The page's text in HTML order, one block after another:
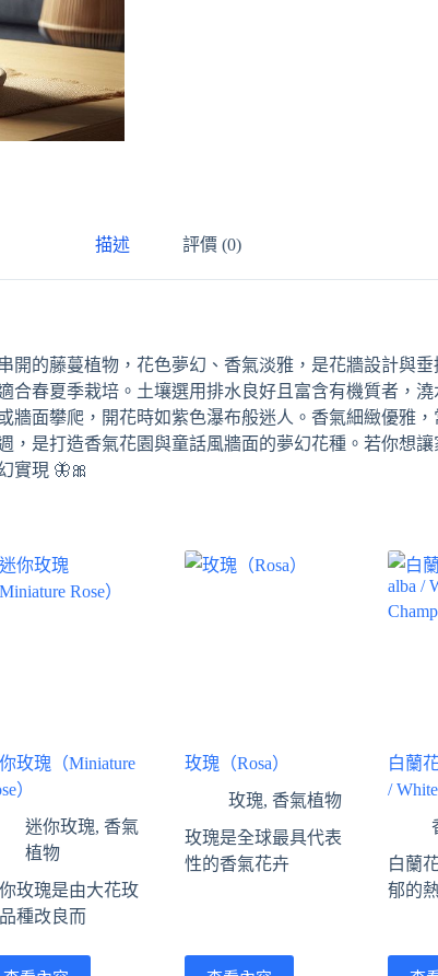
描述 評價 (0)
開的藤蔓植物，花色夢幻、香氣淡雅，是花牆設計與
合春夏季栽培。土壤選用排水良好且富含有機質者，
牆面攀爬，開花時如紫色瀑布般迷人。香氣細緻優雅
，是打造香氣花園與童話風牆面的夢幻花種。若你想
實現 🦋🎀
玫瑰（Miniature
）
迷你玫瑰,香氣
植物
玫瑰是由大花玫
種改良而
玫瑰（Rosa）
玫瑰,香氣植物
玫瑰是全球最具代表
性的香氣花卉
白蘭
/ White
白蘭
郁的